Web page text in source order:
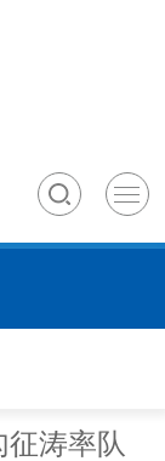
涛率队